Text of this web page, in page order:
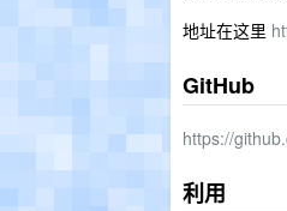
地址在这里
GitHub
https://
利用